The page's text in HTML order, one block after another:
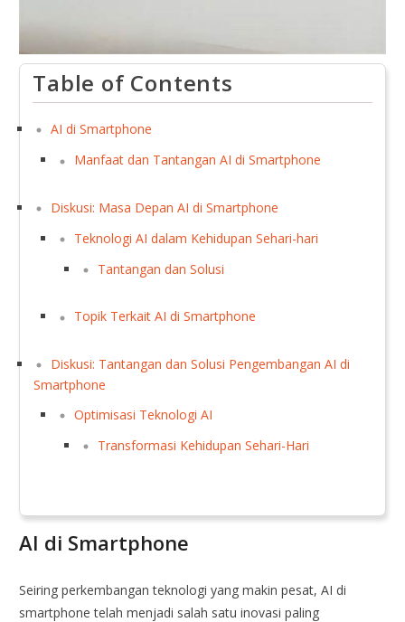
Table of Contents
AI di Smartphone
Manfaat dan Tantangan AI di Smartphone
Diskusi: Masa Depan AI di Smartphone
Teknologi AI dalam Kehidupan Sehari-hari
Tantangan dan Solusi
Topik Terkait AI di Smartphone
Diskusi: Tantangan dan Solusi Pengembangan AI di
Smartphone
Optimisasi Teknologi AI
Transformasi Kehidupan Sehari-Hari
AI di Smartphone
Seiring perkembangan teknologi yang makin pesat, AI di
smartphone telah menjadi salah satu inovasi paling